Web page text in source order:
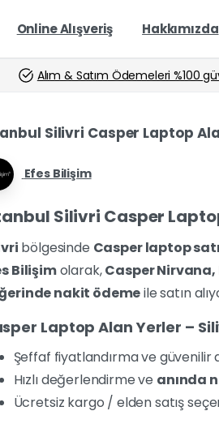
Online Alışveriş Hakkımızda
Alım & Satım Ödemeleri %100
Silivri Casper Laptop
Efes Bilişim
Silivri Casper
bölgesinde Casper laptop
Bilişimolarak,Casper Nirvana,
nakit ödemeile satın
Laptop Alan Yerler –
Şeffaf fiyatlandırma ve güvenilir
Hızlı değerlendirme ve anında
Ücretsiz kargo / elden satış